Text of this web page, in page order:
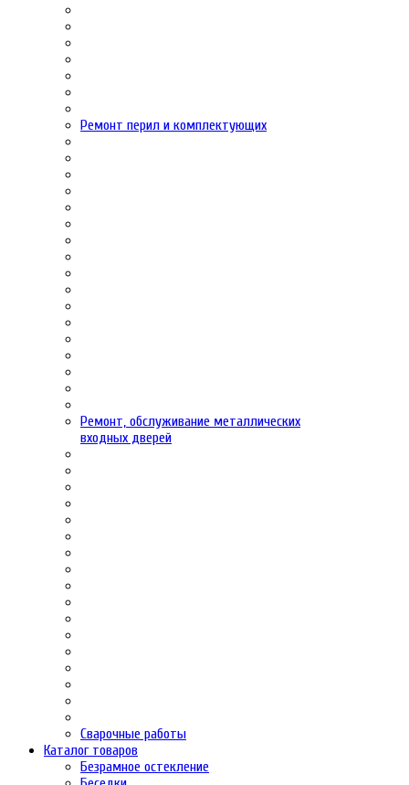
Ремонт перил и комплектующих
Ремонт, обслуживание металлических
входных дверей
Сварочные работы
Каталог товаров
Безрамное остекление